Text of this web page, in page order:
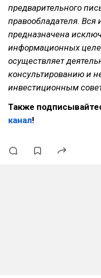
предварительного
правообладателя.
предназначена
информационных
осуществляет
консультированию и
инвестиционным
Также
канал!